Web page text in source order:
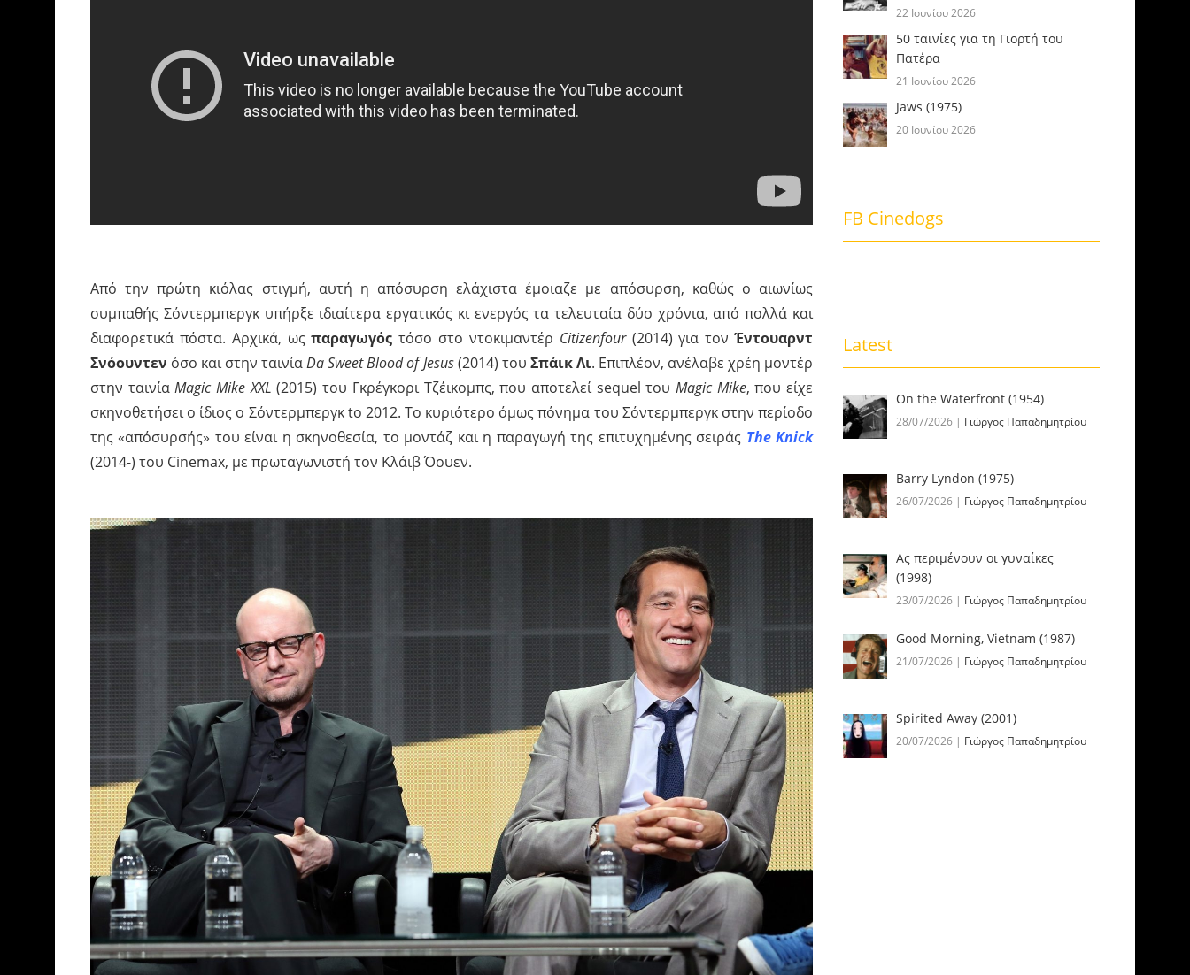
Από την πρώτη κιόλας στιγμή, αυτή η απόσυρση ελάχιστα έμοιαζε με απόσυρση, καθώς ο αιωνίως
συμπαθής Σόντερμπεργκ υπήρξε ιδιαίτερα εργατικός κι ενεργός τα τελευταία δύο χρόνια, από πολλά και
διαφορετικά πόστα. Αρχικά, ωςπαραγωγός τόσο στο ντοκιμαντέρ Citizenfour(2014) για τονΈντουαρντ
Σνόουντεν όσο και στην ταινίαDa Sweet Blood of Jesus(2014) του Σπάικ Λι. Επιπλέον, ανέλαβε χρέη μοντέρ
στην ταινίαMagic Mike XXL (2015) του Γκρέγκορι Τζέικομπς, που αποτελεί sequel του Magic Mike, που είχε
σκηνοθετήσει ο ίδιος ο Σόντερμπεργκ to 2012. Το κυριότερο όμως πόνημα του Σόντερμπεργκ στην περίοδο
της «απόσυρσής» του είναι η σκηνοθεσία, το μοντάζ και η παραγωγή της επιτυχημένης σειράς The Knick
(2014-) του Cinemax, με πρωταγωνιστή τον Κλάιβ Όουεν.
22 Ιουνίου 2026
50 ταινίες για τη Γιορτή του
Πατέρα
21 Ιουνίου 2026
Jaws (1975)
20 Ιουνίου 2026
FB Cinedogs
Latest
On the Waterfront (1954)
28/07/2026 | Γιώργος Παπαδημητρίου
Barry Lyndon (1975)
26/07/2026 | Γιώργος Παπαδημητρίου
Ας περιμένουν οι γυναίκες
(1998)
23/07/2026 | Γιώργος Παπαδημητρίου
Good Morning, Vietnam (1987)
21/07/2026 | Γιώργος Παπαδημητρίου
Spirited Away (2001)
20/07/2026 | Γιώργος Παπαδημητρίου